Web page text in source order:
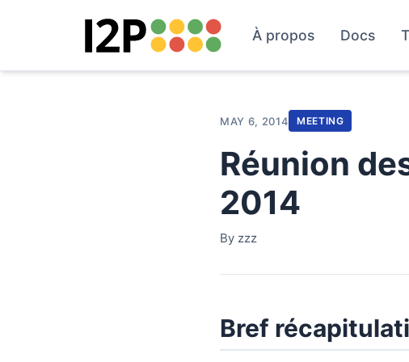
À propos Docs
MAY 6, 2014 MEETING
Réunion
2014
By zzz
Bref